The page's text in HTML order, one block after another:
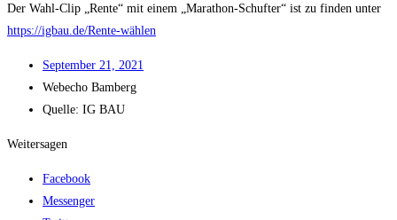
Der Wahl-Clip „Ren­te“ mit einem „Mara­thon-Schuf­ter“ ist zu fin­den unter
https://igbau.de/Rente-wählen
Sep­tem­ber 21, 2021
Web­echo Bamberg
Quel­le: IG BAU
Weitersagen
Facebook
Messenger